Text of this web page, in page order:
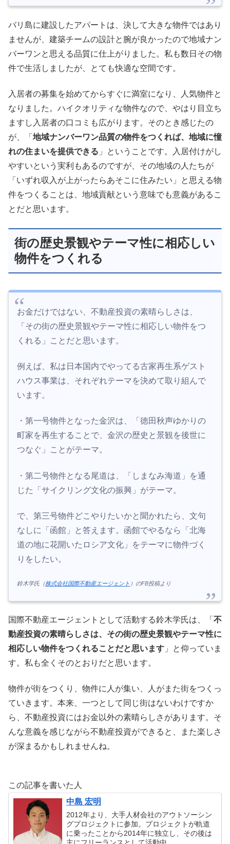
バリ島に建設したアパートは、決して大きな物件ではあり
ませんが、建築チームの設計と腕が良かったので地域ナン
バーワンと思える品質に仕上がりました。私も数日その物
件で生活しましたが、とても快適な空間です。
入居者の募集を始めてからすぐに満室になり、人気物件と
なりました。ハイクオリティな物件なので、やはり目立ち
ますし入居者の口コミも広がります。そのとき感じたの
が、「 地域ナンバーワン品質の物件をつくれば、地域に憧
れの住まいを提供できる 」ということです。入居付けがし
やすいという実利もあるのですが、その地域の人たちが
「いずれ収入が上がったらあそこに住みたい」と思える物
件をつくることは、地域貢献という意味でも意義があるこ
とだと思います。
街の歴史景観やテーマ性に相応しい
物件をつくれる
お金だけではない、不動産投資の素晴らしさは、
「その街の歴史景観やテーマ性に相応しい物件をつ
くれる」ことだと思います。
例えば、私は日本国内でやってる古家再生系ゲスト
ハウス事業は、それぞれテーマを決めて取り組んで
います。
・第一号物件となった金沢は、「徳田秋声ゆかりの
町家を再生することで、金沢の歴史と景観を後世に
つなぐ」ことがテーマ。
・第二号物件となる尾道は、「しまなみ海道」を通
じた「サイクリング文化の振興」がテーマ。
で、第三号物件どこやりたいかと聞かれたら、文句
なしに「函館」と答えます。函館でやるなら「北海
道の地に花開いたロシア文化」をテーマに物件づく
りをしたい。
鈴木学氏（株式会社国際不動産エージェント ）のFB投稿より
国際不動産エージェントとして活動する鈴木学氏は、「 不
動産投資の素晴らしさは、その街の歴史景観やテーマ性に
相応しい物件をつくれることだと思います 」と仰っていま
す。私も全くそのとおりだと思います。
物件が街をつくり、物件に人が集い、人がまた街をつくっ
ていきます。本来、一つとして同じ街はないわけですか
ら、不動産投資にはお金以外の素晴らしさがあります。そ
んな意義を感じながら不動産投資ができると、また楽しさ
が深まるかもしれませんね。
この記事を書いた人
中島 宏明
2012年より、大手人材会社のアウトソーシン
グプロジェクトに参加。プロジェクトが軌道
に乗ったことから2014年に独立し、その後は